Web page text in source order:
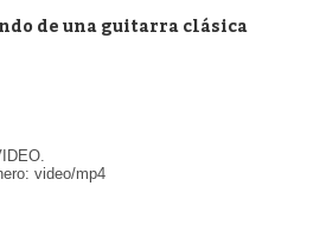
de una guitarra clásica
video/mp4